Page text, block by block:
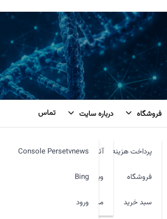
فروشگاه
پرداخت هزینه
فروشگاه
سبد خرید
درباره سایت
آئین نامهConsole Persetvnews
Bing
ورود
وبمیل
مدیر سایت
تماس